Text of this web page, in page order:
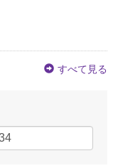
すべて見る